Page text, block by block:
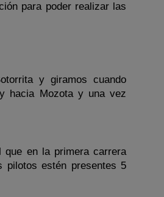
para poder realizar las
y giramos cuando
hacia Mozota y una vez
que en la primera carrera
pilotos estén presentes 5